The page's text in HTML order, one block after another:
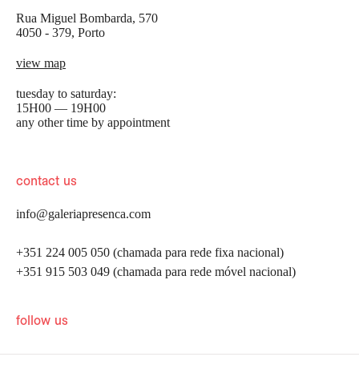
Rua Miguel Bombarda, 570
4050 - 379, Porto
view map
tuesday to saturday:
15H00 — 19H00
any other time by appointment
contact us
info@galeriapresenca.com
+351 224 005 050 (chamada para rede fixa nacional)
+351 915 503 049 (chamada para rede móvel nacional)
follow us
be the first to know
Join our list to receive emails about our latest